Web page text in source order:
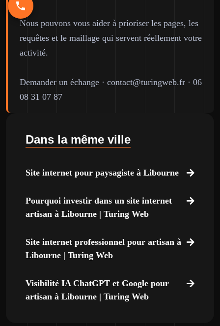
Nous pouvons vous aider à prioriser les pages, les
requêtes et le maillage qui servent réellement votre
activité.
Demander un échange · contact@turingweb.fr · 06
08 31 07 87
Dans la même ville
Site internet pour paysagiste à Libourne
Pourquoi investir dans un site internet
artisan à Libourne | Turing Web
Site internet professionnel pour artisan à
Libourne | Turing Web
Visibilité IA ChatGPT et Google pour
artisan à Libourne | Turing Web